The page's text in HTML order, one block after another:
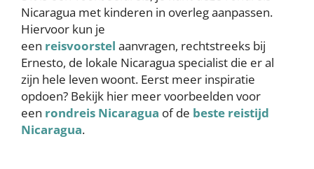
Nicaragua met kinderen in overleg aanpassen.
Hiervoor kun je
een reisvoorstel aanvragen, rechtstreeks bij
Ernesto, de lokale Nicaragua specialist die er al
zijn hele leven woont. Eerst meer inspiratie
opdoen? Bekijk hier meer voorbeelden voor
een rondreis Nicaragua of de beste reistijd
Nicaragua.